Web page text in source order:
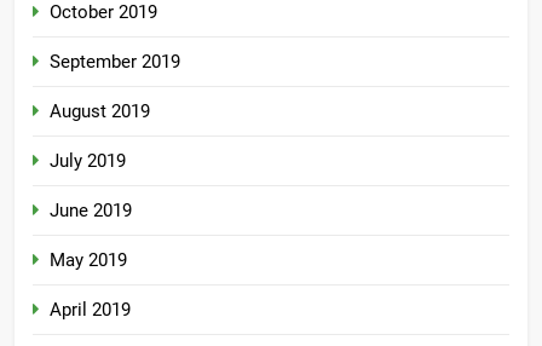
October 2019
September 2019
August 2019
July 2019
June 2019
May 2019
April 2019